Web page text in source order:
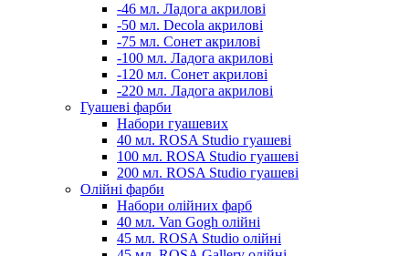
-46 мл. Ладога акрилові
-50 мл. Decola акрилові
-75 мл. Сонет акрилові
-100 мл. Ладога акрилові
-120 мл. Сонет акрилові
-220 мл. Ладога акрилові
Гуашеві фарби
Набори гуашевих
40 мл. ROSA Studio гуашеві
100 мл. ROSA Studio гуашеві
200 мл. ROSA Studio гуашеві
Олійні фарби
Набори олійних фарб
40 мл. Van Gogh олійні
45 мл. ROSA Studio олійні